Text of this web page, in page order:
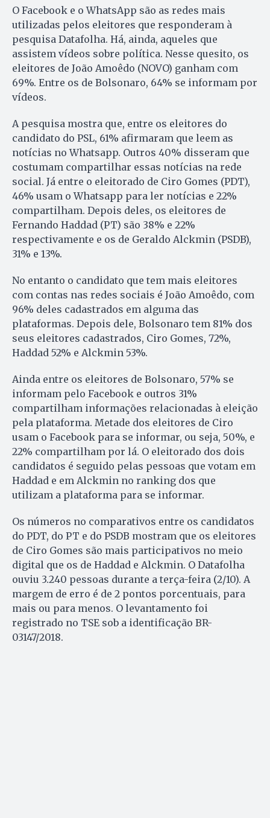
O Facebook e o WhatsApp são as redes mais
utilizadas pelos eleitores que responderam à
pesquisa Datafolha. Há, ainda, aqueles que
assistem vídeos sobre política. Nesse quesito, os
eleitores de João Amoêdo (NOVO) ganham com
69%. Entre os de Bolsonaro, 64% se informam por
vídeos.
A pesquisa mostra que, entre os eleitores do
candidato do PSL, 61% afirmaram que leem as
notícias no Whatsapp. Outros 40% disseram que
costumam compartilhar essas notícias na rede
social. Já entre o eleitorado de Ciro Gomes (PDT),
46% usam o Whatsapp para ler notícias e 22%
compartilham. Depois deles, os eleitores de
Fernando Haddad (PT) são 38% e 22%
respectivamente e os de Geraldo Alckmin (PSDB),
31% e 13%.
No entanto o candidato que tem mais eleitores
com contas nas redes sociais é João Amoêdo, com
96% deles cadastrados em alguma das
plataformas. Depois dele, Bolsonaro tem 81% dos
seus eleitores cadastrados, Ciro Gomes, 72%,
Haddad 52% e Alckmin 53%.
Ainda entre os eleitores de Bolsonaro, 57% se
informam pelo Facebook e outros 31%
compartilham informações relacionadas à eleição
pela plataforma. Metade dos eleitores de Ciro
usam o Facebook para se informar, ou seja, 50%, e
22% compartilham por lá. O eleitorado dos dois
candidatos é seguido pelas pessoas que votam em
Haddad e em Alckmin no ranking dos que
utilizam a plataforma para se informar.
Os números no comparativos entre os candidatos
do PDT, do PT e do PSDB mostram que os eleitores
de Ciro Gomes são mais participativos no meio
digital que os de Haddad e Alckmin. O Datafolha
ouviu 3.240 pessoas durante a terça-feira (2/10). A
margem de erro é de 2 pontos porcentuais, para
mais ou para menos. O levantamento foi
registrado no TSE sob a identificação BR-
03147/2018.